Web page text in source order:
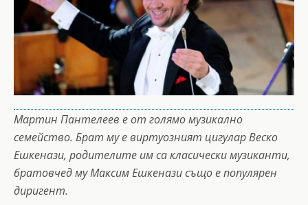
Мартин Пантелеев е от голямо музикално
семейство. Брат му е виртуозният цигулар Веско
Ешкенази, родителите им са класически музиканти,
братовчед му Максим Ешкенази също е популярен
диригент.